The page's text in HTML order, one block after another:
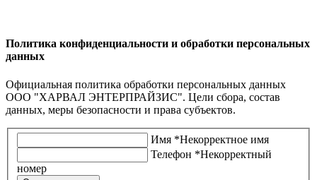
Политика конфиденциальности и обработки персональных
данных
Официальная политика обработки персональных данных
ООО "ХАРВАЛ ЭНТЕРПРАЙЗИС". Цели сбора, состав
данных, меры безопасности и права субъектов.
Имя *Некорректное имя
Телефон *Некорректный
номер